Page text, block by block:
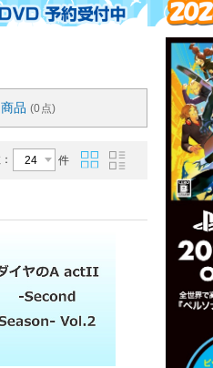
品 (0点)
件